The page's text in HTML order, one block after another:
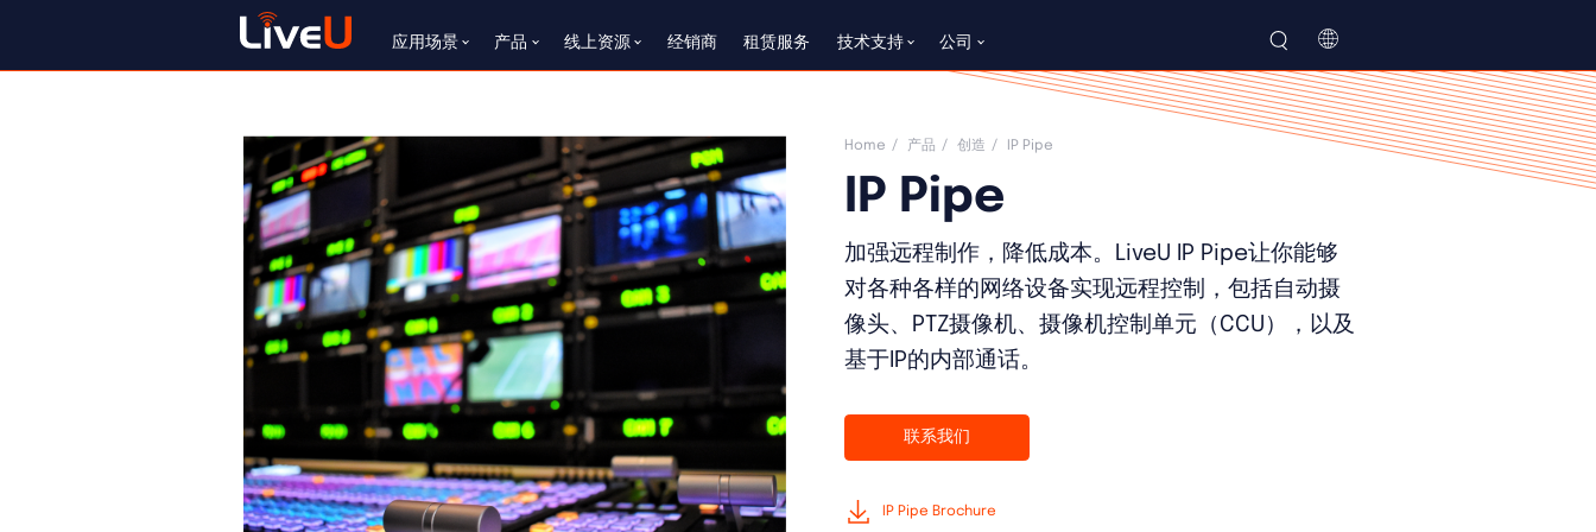
应用场景 产品 线上资源 经销商 租赁服务 技术支持 公司
English
IP Pipe
Home 产品 创造 IP Pipe
IP Pipe
加强远程制作，降低成本。LiveU IP Pipe让你能够
对各种各样的网络设备实现远程控制，包括自动摄
像头、PTZ摄像机、摄像机控制单元（CCU），以及
基于IP的内部通话。
联系我们
IP Pipe Brochure